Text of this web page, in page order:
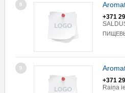
8
+371
9
+371
Raiņa